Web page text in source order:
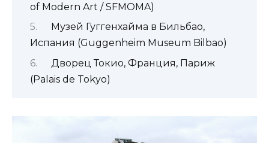
of Modern Art / SFMOMA)
Музей Гуггенхайма в Бильбао,
Испания (Guggenheim Museum Bilbao)
Дворец Токио, Франция, Париж
(Palais de Tokyo)